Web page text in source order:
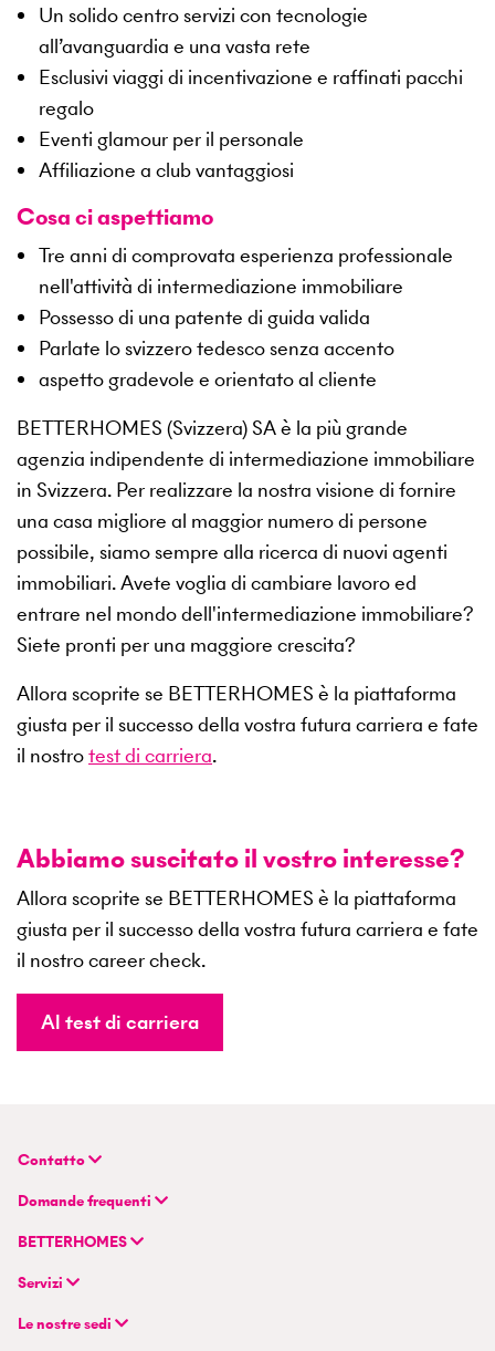
Un solido centro servizi con tecnologie
all’avanguardia e una vasta rete
Esclusivi viaggi di incentivazione e raffinati pacchi
regalo
Eventi glamour per il personale
Affiliazione a club vantaggiosi
Cosa ci aspettiamo
Tre anni di comprovata esperienza professionale
nell'attività di intermediazione immobiliare
Possesso di una patente di guida valida
Parlate lo svizzero tedesco senza accento
aspetto gradevole e orientato al cliente
BETTERHOMES (Svizzera) SA è la più grande
agenzia indipendente di intermediazione immobiliare
in Svizzera. Per realizzare la nostra visione di fornire
una casa migliore al maggior numero di persone
possibile, siamo sempre alla ricerca di nuovi agenti
immobiliari. Avete voglia di cambiare lavoro ed
entrare nel mondo dell'intermediazione immobiliare?
Siete pronti per una maggiore crescita?
Allora scoprite se BETTERHOMES è la piattaforma
giusta per il successo della vostra futura carriera e fate
il nostrotest di carriera.
Abbiamo suscitato il vostro interesse?
Allora scoprite se BETTERHOMES è la piattaforma
giusta per il successo della vostra futura carriera e fate
il nostro career check.
Al test di carriera
Contatto
BETTERHOMES (Svizzera) SA
Sede principale
Flurstrasse 55
info@betterhomes.ch
Domande frequenti
FAQ | Valutazione-della-proprietà
FAQ | Diventare un agente immobiliare
BETTERHOMES
Azienda
Esperienze di BETTERHOMES
Servizi
Cercare immobili
Le nostre sedi